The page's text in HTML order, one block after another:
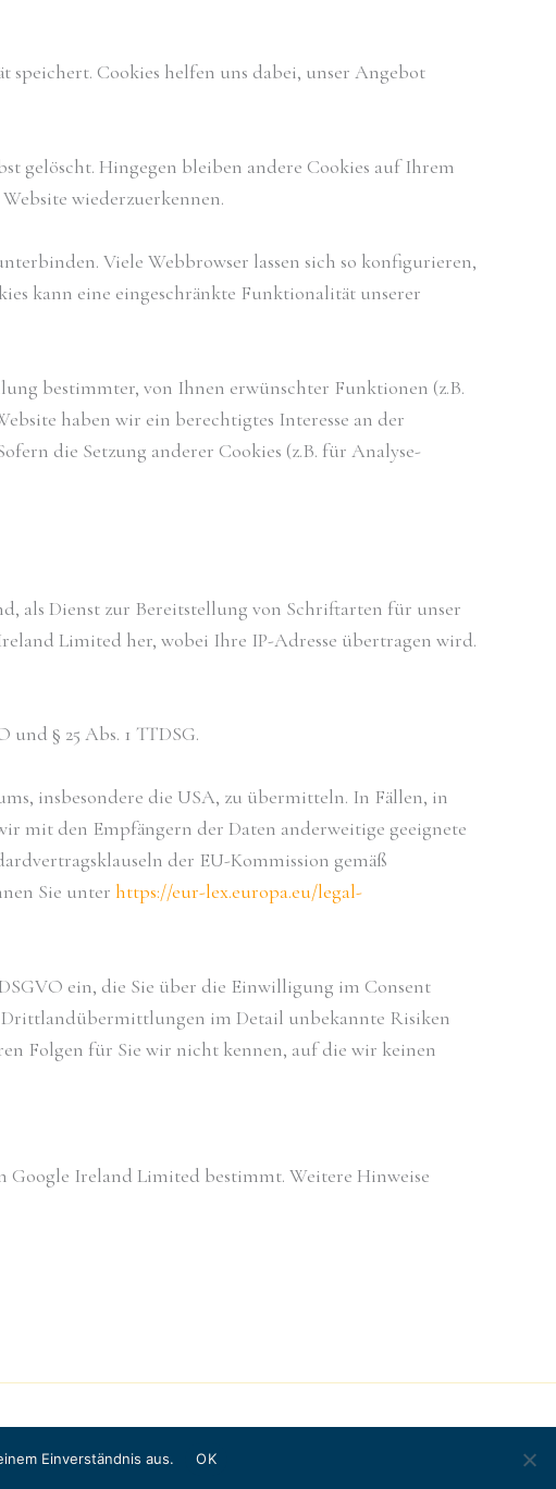
speichert. Cookies helfen uns dabei, unser Angebot
gelöscht. Hingegen bleiben andere Cookies auf Ihrem
wiederzuerkennen.
Viele Webbrowser lassen sich so konfigurieren,
kann eine eingeschränkte Funktionalität unserer
bestimmter, von Ihnen erwünschter Funktionen (z.B.
haben wir ein berechtigtes Interesse an der
die Setzung anderer Cookies (z.B. für Analyse-
als Dienst zur Bereitstellung von Schriftarten für unser
Limited her, wobei Ihre IP-Adresse übertragen wird.
§ 25 Abs. 1 TTDSG.
insbesondere die USA, zu übermitteln. In Fällen, in
mit den Empfängern der Daten anderweitige geeignete
der EU-Kommission gemäß
Sie unter https://eur-lex.europa.eu/legal-
ein, die Sie über die Einwilligung im Consent
Drittlandübermittlungen im Detail unbekannte Risiken
Folgen für Sie wir nicht kennen, auf die wir keinen
Google Ireland Limited bestimmt. Weitere Hinweise
Einverständnis aus. OK